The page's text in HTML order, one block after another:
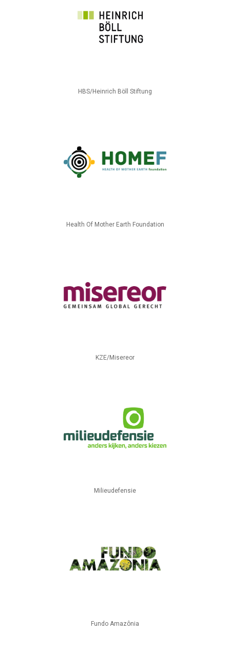
HBS/Heinrich Böll Stiftung
Health Of Mother Earth Foundation
KZE/Misereor
Milieudefensie
Fundo Amazônia